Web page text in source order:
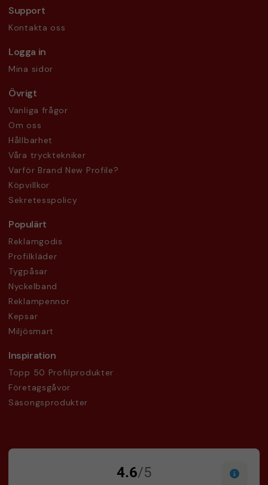
Support
Kontakta oss
Logga in
Mina sidor
Övrigt
Vanliga frågor
Om oss
Hållbarhet
Våra trycktekniker
Varför Brand New Profile?
Köpvillkor
Sekretesspolicy
Populärt
Reklamgodis
Profilkläder
Tygpåsar
Nyckelband
Reklampennor
Kepsar
Miljösmart
Inspiration
Topp 50 Profilprodukter
Företagsgåvor
Säsongsprodukter